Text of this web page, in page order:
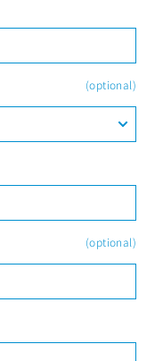
(optional)
(optional)